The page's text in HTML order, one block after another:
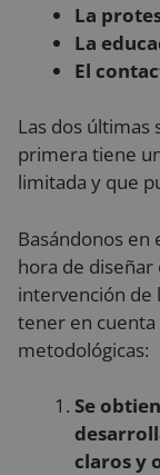
La
La
El
Las dos últimas
primera tiene
limitada y que
Basándonos en
hora de
intervención de
tener en cuenta
metodológicas:
Se
claros y